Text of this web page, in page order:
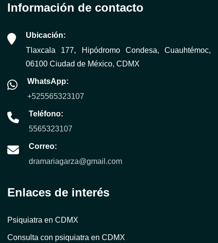
Información de contacto
Ubicación:
Tlaxcala 177, Hipódromo Condesa, Cuauhtémoc,
06100 Ciudad de México, CDMX
WhatsApp:
+525565323107
Teléfono:
5565323107
Correo:
dramariagarza@gmail.com
Enlaces de interés
Psiquiatra en CDMX
Consulta con psiquiatra en CDMX